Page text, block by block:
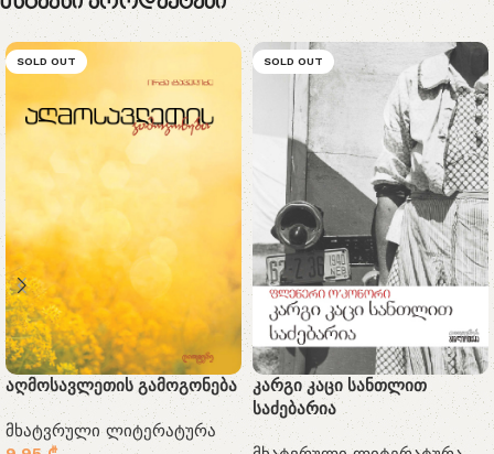
SOLD OUT
აღმოსავლეთის გამოგონება
მხატვრული ლიტერატურა
SOLD OUT
კარგი კაცი სანთლით
საძებარია